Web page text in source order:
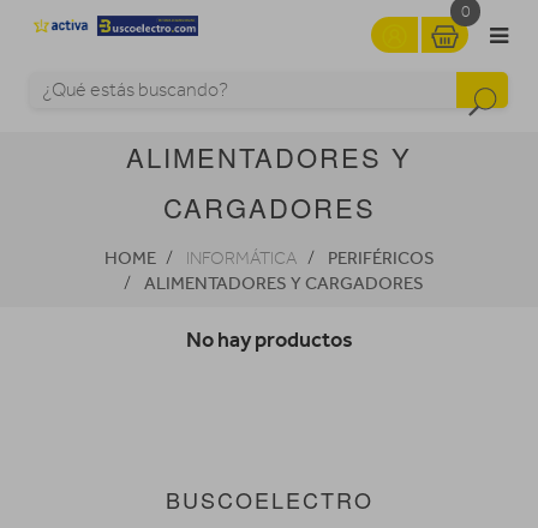
0
ALIMENTADORES Y
CARGADORES
HOME INFORMÁTICA
PERIFÉRICOS
ALIMENTADORES Y CARGADORES
No hay productos
BUSCOELECTRO